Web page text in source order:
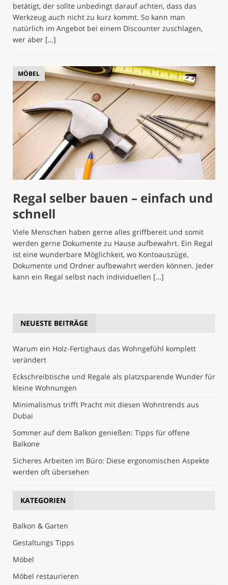
betätigt, der sollte unbedingt darauf achten, dass das
Werkzeug auch nicht zu kurz kommt. So kann man
natürlich im Angebot bei einem Discounter zuschlagen,
wer aber […]
MÖBEL
Regal selber bauen – einfach und
schnell
Viele Menschen haben gerne alles griffbereit und somit
werden gerne Dokumente zu Hause aufbewahrt. Ein Regal
ist eine wunderbare Möglichkeit, wo Kontoauszüge,
Dokumente und Ordner aufbewahrt werden können. Jeder
kann ein Regal selbst nach individuellen […]
NEUESTE BEITRÄGE
Warum ein Holz-Fertighaus das Wohngefühl komplett
verändert
Eckschreibtische und Regale als platzsparende Wunder für
kleine Wohnungen
Minimalismus trifft Pracht mit diesen Wohntrends aus
Dubai
Sommer auf dem Balkon genießen: Tipps für offene
Balkone
Sicheres Arbeiten im Büro: Diese ergonomischen Aspekte
werden oft übersehen
KATEGORIEN
Balkon & Garten
Gestaltungs Tipps
Möbel
Möbel restaurieren